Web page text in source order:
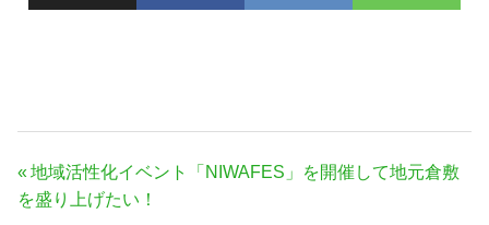
投
稿
前
の
地域活性化イベント「NIWAFES」を開催して地元倉敷
を盛り上げたい！